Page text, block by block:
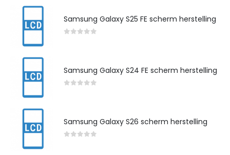
Samsung Galaxy S25 FE scherm herstelling
Samsung Galaxy S24 FE scherm herstelling
Samsung Galaxy S26 scherm herstelling